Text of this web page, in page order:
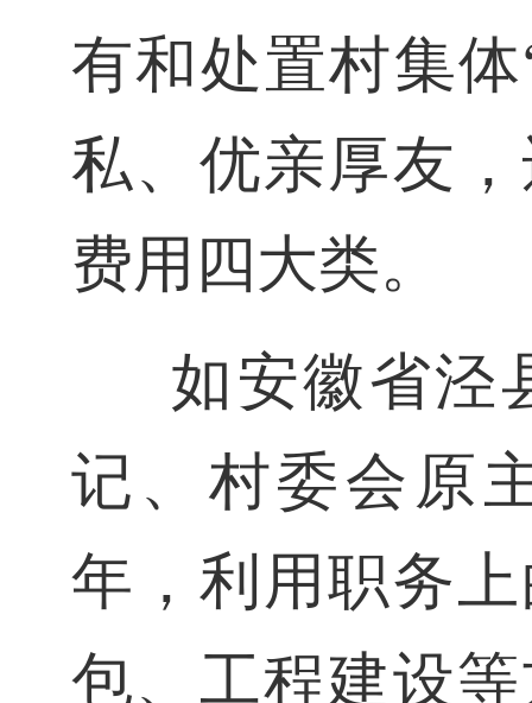
有和处置村集
私、优亲厚友
费用四大类。
如安徽省泾
记、村委会原
年，利用职务
包、工程建设